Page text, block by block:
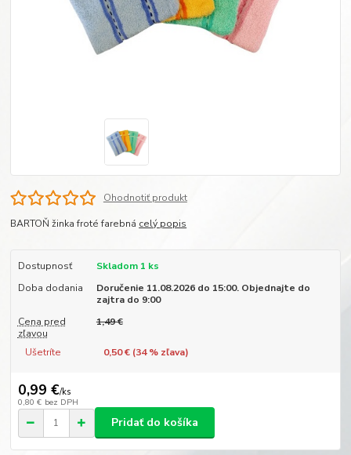
Ohodnotiť produkt
BARTOŇ žinka froté farebná celý popis
Dostupnosť
Skladom 1 ks
Doba dodania
Doručenie 11.08.2026 do 15:00. Objednajte do
zajtra do 9:00
Cena pred
zľavou
1,49 €
Ušetríte 0,50 € (34% zľava)
0,99 €/ks
0,80 € bez DPH
Pridať do košíka